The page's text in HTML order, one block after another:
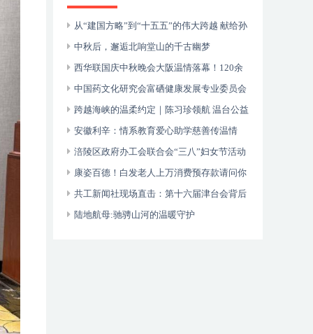
从“建国方略”到“十五五”的伟大跨越 献给孙
中山诞辰160周年暨郑丽文访陆
中秋后，邂逅北响堂山的千古幽梦
西华联国庆中秋晚会大阪温情落幕！120余
侨胞共庆双节，安徽商会关西分会入会壮大团
体力量
中国药文化研究会富硒健康发展专业委员会
成立大会在山东枣庄成功举行
跨越海峡的温柔约定｜陈习珍领航 温台公益
音乐会暖透“星”世界
安徽利辛：情系教育爱心助学慈善传温情
涪陵区政府办工会联合会“三八”妇女节活动
在涪州书院举行
康姿百德！白发老人上万消费预存款请问你
何时归还？
共工新闻社现场直击：第十六届津台会背后
的两岸融合密码
陆地航母:驰骋山河的温暖守护